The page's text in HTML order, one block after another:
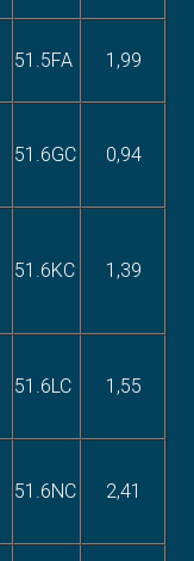
51.5FA 1,99
51.6GC 0,94
51.6KC 1,39
51.6LC 1,55
51.6NC 2,41